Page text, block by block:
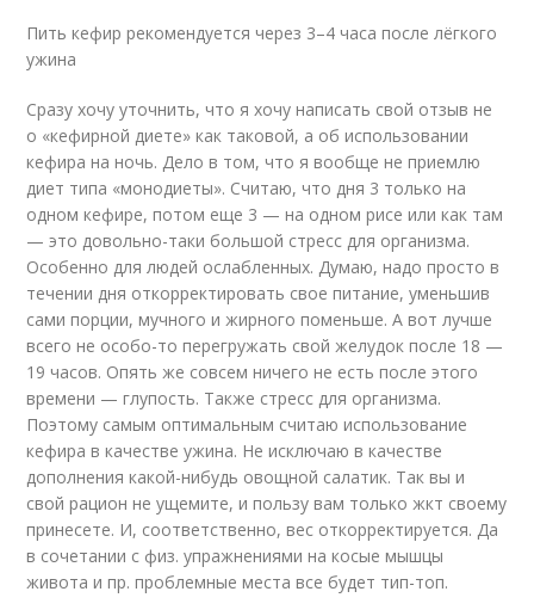
Пить кефир рекомендуется через 3–4 часа после лёгкого
ужина
Сразу хочу уточнить, что я хочу написать свой отзыв не
о «кефирной диете» как таковой, а об использовании
кефира на ночь. Дело в том, что я вообще не приемлю
диет типа «монодиеты». Считаю, что дня 3 только на
одном кефире, потом еще 3 — на одном рисе или как там
— это довольно-таки большой стресс для организма.
Особенно для людей ослабленных. Думаю, надо просто в
течении дня откорректировать свое питание, уменьшив
сами порции, мучного и жирного поменьше. А вот лучше
всего не особо-то перегружать свой желудок после 18 —
19 часов. Опять же совсем ничего не есть после этого
времени — глупость. Также стресс для организма.
Поэтому самым оптимальным считаю использование
кефира в качестве ужина. Не исключаю в качестве
дополнения какой-нибудь овощной салатик. Так вы и
свой рацион не ущемите, и пользу вам только жкт своему
принесете. И, соответственно, вес откорректируется. Да
в сочетании с физ. упражнениями на косые мышцы
живота и пр. проблемные места все будет тип-топ.